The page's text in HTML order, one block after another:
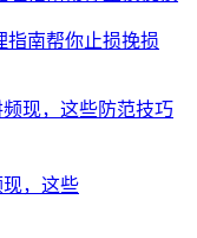
指南帮你止损挽损
现，这些